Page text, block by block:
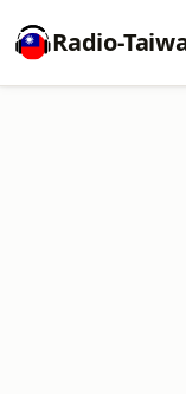
Radio-